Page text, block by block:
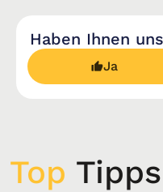
Haben Ihnen
Ja
Top Tipps